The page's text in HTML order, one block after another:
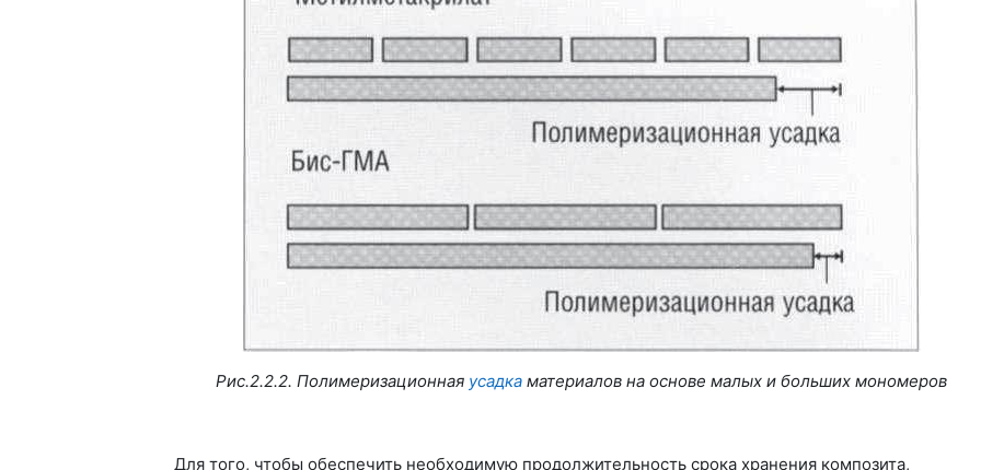
Рис.2.2.2. Полимеризационная усадкаматериалов на основе малых и больших мономеров
Для того, чтобы обеспечить необходимую продолжительность срока хранения композита,